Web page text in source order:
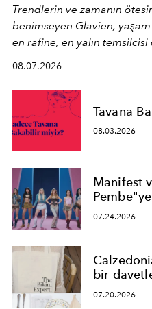
Trendlerin ve zamanın
benimseyen Glavien,
en rafine, en yalın
en yeni seçkisiyle bu imza
08.07.2026
Tavana
08.03.2026
Manifest
07.24.2026
bir
07.20.2026